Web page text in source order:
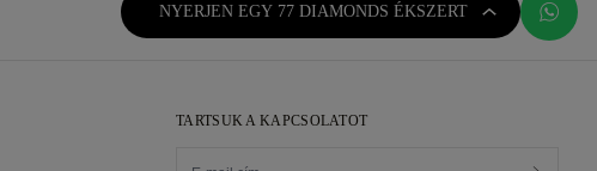
NYERJEN EGY 77 DIAMONDS ÉKSZERT
TARTSUK A KAPCSOLATOT